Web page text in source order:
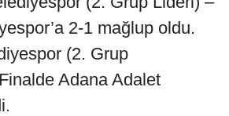
2-1 mağlup oldu.
(2. Grup
Adana Adalet